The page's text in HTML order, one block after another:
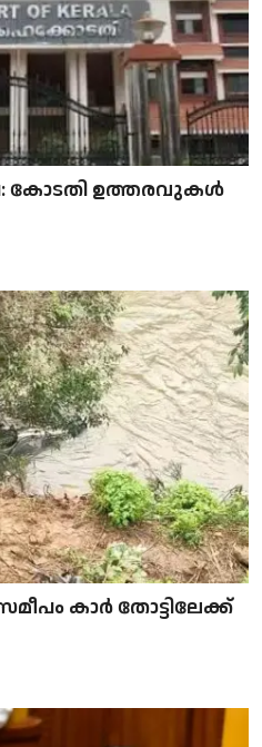
കോടതി ഉത്തരവുകൾ
കാർ തോട്ടിലേക്ക്